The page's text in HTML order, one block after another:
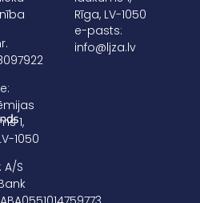
1,
1050
A/S
Rīga, LV-1050
e-pasts:
info@ljza.lv